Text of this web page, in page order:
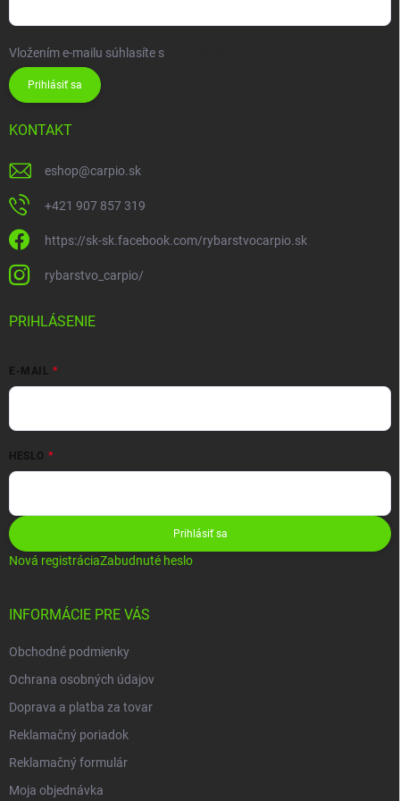
Vložením e-mailu súhlasíte s
Prihlásiť sa
KONTAKT
eshop@carpio.sk
+421 907 857 319
https://sk-sk.facebook.com/rybarstvocarpio.sk
rybarstvo_carpio/
PRIHLÁSENIE
E-MAIL
HESLO
Prihlásiť sa
Nová registráciaZabudnuté heslo
INFORMÁCIE PRE VÁS
Obchodné podmienky
Ochrana osobných údajov
Doprava a platba za tovar
Reklamačný poriadok
Reklamačný formulár
Moja objednávka